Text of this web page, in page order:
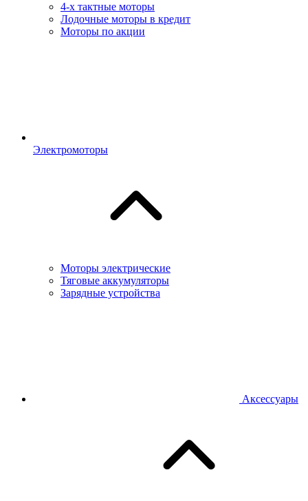
4-х тактные моторы
Лодочные моторы в кредит
Моторы по акции
Электромоторы
Моторы электрические
Тяговые аккумуляторы
Зарядные устройства
Аксессуары